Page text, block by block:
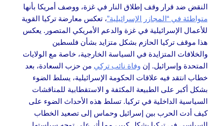
النقض ضد قرار وقف إطلاق النار في غزة، ووصف أمريكا بأنها
متواطئة في “المجازر الإسرائيلية”، تعكس معارضة تركيا القوية
للأعمال الإسرائيلية في غزة والدعم الأمريكي المتصور. يعكس
هذا موقف تركيا الحازم بشكل متزايد بشأن فلسطين
والخلافات المتزايدة في السياسة الخارجية، خاصة مع الولايات
المتحدة وإسرائيل. إن وفاة نائب تركي من حزب السعادة، بعد
خطاب انتقد فيه علاقات الحكومة الإسرائيلية، يسلط الضوء
بشكل أكبر على الطبيعة المكثفة و الاستقطابية للمناقشات
السياسية الداخلية في تركيا. تسلط هذه الأحداث الضوء على
كيف أدت الحرب بين إسرائيل وحماس إلى تصعيد الخطاب